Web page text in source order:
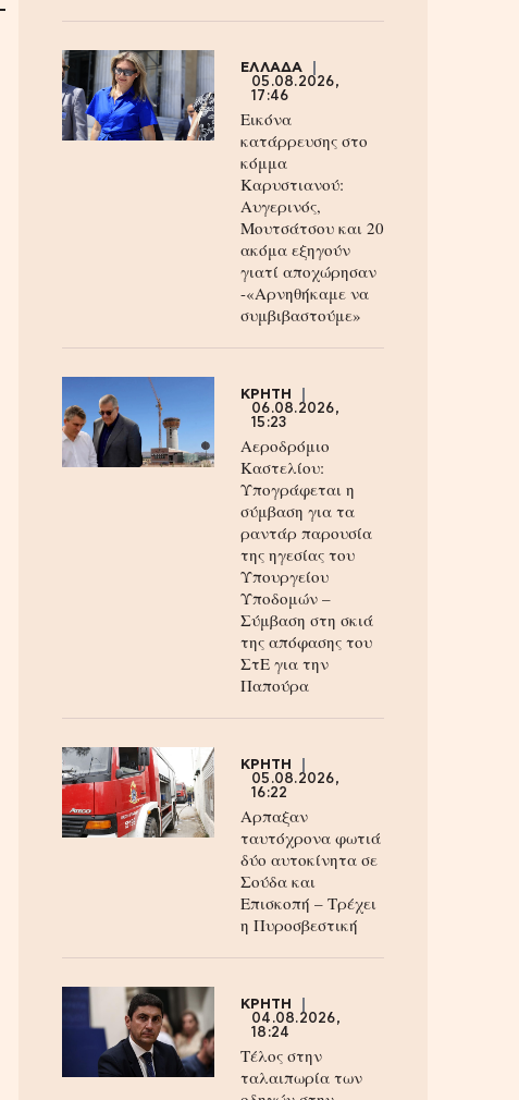
ΕΛΛΑΔΑ
05.08.2026,
17:46
Εικόνα
κατάρρευσης στο
κόμμα
Καρυστιανού:
Αυγερινός,
Μουτσάτσου και 20
ακόμα εξηγούν
γιατί αποχώρησαν
-«Αρνηθήκαμε να
συμβιβαστούμε»
ΚΡΗΤΗ
06.08.2026,
15:23
Αεροδρόμιο
Καστελίου:
Υπογράφεται η
σύμβαση για τα
ραντάρ παρουσία
της ηγεσίας του
Υπουργείου
Υποδομών –
Σύμβαση στη σκιά
της απόφασης του
ΣτΕ για την
Παπούρα
ΚΡΗΤΗ
05.08.2026,
16:22
Αρπαξαν
ταυτόχρονα φωτιά
δύο αυτοκίνητα σε
Σούδα και
Επισκοπή – Τρέχει
η Πυροσβεστική
ΚΡΗΤΗ
04.08.2026,
18:24
Τέλος στην
ταλαιπωρία των